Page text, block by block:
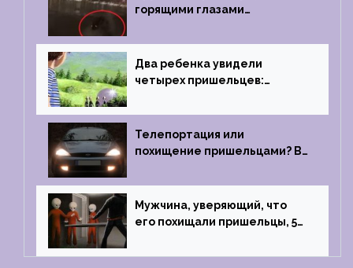
горящими глазами
Два ребенка увидели
четырех пришельцев:
1967 году
Телепортация или
похищение пришельцами? В
случай произошел с семьей
из Аргентины
Мужчина, уверяющий, что
его похищали пришельцы, 5
тест на детекторе лжи